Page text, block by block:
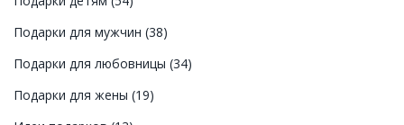
Подарки для мужчин (38)
Подарки для любовницы (34)
Подарки для жены (19)